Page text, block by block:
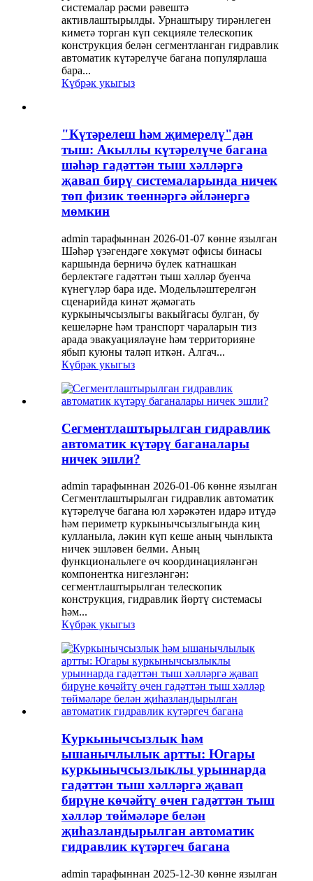
системалар рәсми рәвештә
активлаштырылды. Урнаштыру тирәнлеген
киметә торган күп секцияле телескопик
конструкция белән сегментланган гидравлик
автоматик күтәрелүче багана популярлаша
бара...
Күбрәк укыгыз
"Күтәрелеш һәм җимерелү"дән
тыш: Акыллы күтәрелүче багана
шәһәр гадәттән тыш хәлләргә
җавап бирү системаларында ничек
төп физик төеннәргә әйләнергә
мөмкин
admin тарафыннан 2026-01-07 көнне язылган
Шәһәр үзәгендәге хөкүмәт офисы бинасы
каршында берничә бүлек катнашкан
берлектәге гадәттән тыш хәлләр буенча
күнегүләр бара иде. Модельләштерелгән
сценарийда кинәт җәмәгать
куркынычсызлыгы вакыйгасы булган, бу
кешеләрне һәм транспорт чараларын тиз
арада эвакуацияләүне һәм территорияне
ябып куюны таләп иткән. Алгач...
Күбрәк укыгыз
Сегментлаштырылган гидравлик
автоматик күтәрү баганалары
ничек эшли?
admin тарафыннан 2026-01-06 көнне язылган
Сегментлаштырылган гидравлик автоматик
күтәрелүче багана юл хәрәкәтен идарә итүдә
һәм периметр куркынычсызлыгында киң
кулланыла, ләкин күп кеше аның чынлыкта
ничек эшләвен белми. Аның
функциональлеге өч координацияләнгән
компонентка нигезләнгән:
сегментлаштырылган телескопик
конструкция, гидравлик йөртү системасы
һәм...
Күбрәк укыгыз
Куркынычсызлык һәм
ышанычлылык артты: Югары
куркынычсызлыклы урыннарда
гадәттән тыш хәлләргә җавап
бирүне көчәйтү өчен гадәттән тыш
хәлләр төймәләре белән
җиһазландырылган автоматик
гидравлик күтәргеч багана
admin тарафыннан 2025-12-30 көнне язылган